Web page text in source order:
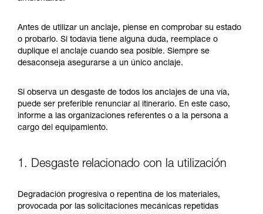
comprender este complemento informativo.
y un entrenamiento específico. Confirme a
través de un profesional su capacidad para
ejecutar estas técnicas, solo y con total
seguridad, antes de ejecutarlas de forma
su actividad. Pueden existir otras que no
describimos aquí.
Antes de utilizar un anclaje, piense en comprobar su estado
o probarlo. Si todavía tiene alguna duda, reemplace o
duplique el anclaje cuando sea posible. Siempre se
desaconseja asegurarse a un único anclaje.
Si observa un desgaste de todos los anclajes de una vía,
puede ser preferible renunciar al itinerario. En este caso,
informe a las organizaciones referentes o a la persona a
cargo del equipamiento.
1. Desgaste relacionado con la utilización
Degradación progresiva o repentina de los materiales,
provocada por las solicitaciones mecánicas repetidas